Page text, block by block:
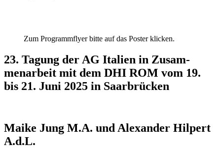
Zum Programmflyer bitte auf das Poster klicken.
23. Tagung der AG Italien in Zusam-
menarbeit mit dem DHI ROM vom 19.
bis 21. Juni 2025 in Saarbrücken
Maike Jung M.A. und Alexander Hilpert
A.d.L.